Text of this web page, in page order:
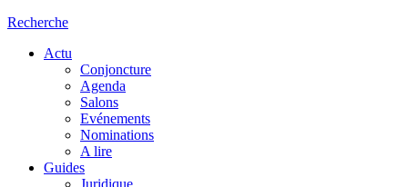
Recherche
Actu
Conjoncture
Agenda
Salons
Evénements
Nominations
A lire
Guides
Juridique